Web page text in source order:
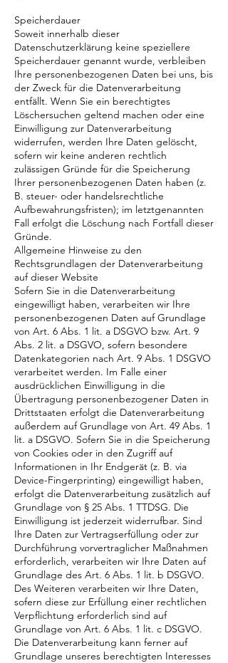
Speicherdauer
Soweit innerhalb dieser
Datenschutzerklärung keine speziellere
Speicherdauer genannt wurde, verbleiben
Ihre personenbezogenen Daten bei uns, bis
der Zweck für die Datenverarbeitung
entfällt. Wenn Sie ein berechtigtes
Löschersuchen geltend machen oder eine
Einwilligung zur Datenverarbeitung
widerrufen, werden Ihre Daten gelöscht,
sofern wir keine anderen rechtlich
zulässigen Gründe für die Speicherung
Ihrer personenbezogenen Daten haben (z.
B. steuer- oder handelsrechtliche
Aufbewahrungsfristen); im letztgenannten
Fall erfolgt die Löschung nach Fortfall dieser
Gründe.
Allgemeine Hinweise zu den
Rechtsgrundlagen der Datenverarbeitung
auf dieser Website
Sofern Sie in die Datenverarbeitung
eingewilligt haben, verarbeiten wir Ihre
personenbezogenen Daten auf Grundlage
von Art. 6 Abs. 1 lit. a DSGVO bzw. Art. 9
Abs. 2 lit. a DSGVO, sofern besondere
Datenkategorien nach Art. 9 Abs. 1 DSGVO
verarbeitet werden. Im Falle einer
ausdrücklichen Einwilligung in die
Übertragung personenbezogener Daten in
Drittstaaten erfolgt die Datenverarbeitung
außerdem auf Grundlage von Art. 49 Abs. 1
lit. a DSGVO. Sofern Sie in die Speicherung
von Cookies oder in den Zugriff auf
Informationen in Ihr Endgerät (z. B. via
Device-Fingerprinting) eingewilligt haben,
erfolgt die Datenverarbeitung zusätzlich auf
Grundlage von § 25 Abs. 1 TTDSG. Die
Einwilligung ist jederzeit widerrufbar. Sind
Ihre Daten zur Vertragserfüllung oder zur
Durchführung vorvertraglicher Maßnahmen
erforderlich, verarbeiten wir Ihre Daten auf
Grundlage des Art. 6 Abs. 1 lit. b DSGVO.
Des Weiteren verarbeiten wir Ihre Daten,
sofern diese zur Erfüllung einer rechtlichen
Verpflichtung erforderlich sind auf
Grundlage von Art. 6 Abs. 1 lit. c DSGVO.
Die Datenverarbeitung kann ferner auf
Grundlage unseres berechtigten Interesses